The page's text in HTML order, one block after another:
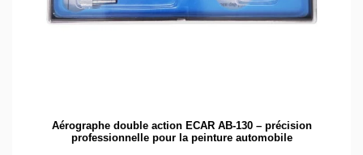
Aérographe double action ECAR AB-130 – précision
professionnelle pour la peinture automobile